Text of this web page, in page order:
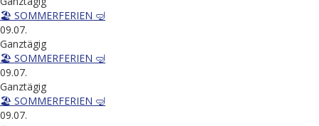
🏖️ SOMMERFERIEN 🤿
09.07.
Ganztägig
🏖️ SOMMERFERIEN 🤿
09.07.
Ganztägig
🏖️ SOMMERFERIEN 🤿
09.07.